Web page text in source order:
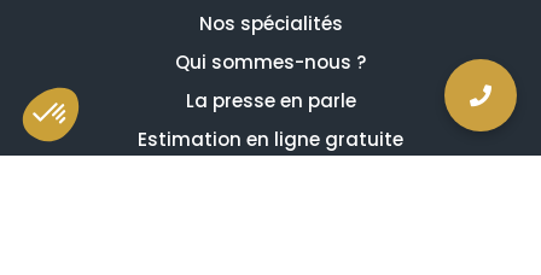
Nos spécialités
Qui sommes-nous ?
La presse en parle
Estimation en ligne gratuite